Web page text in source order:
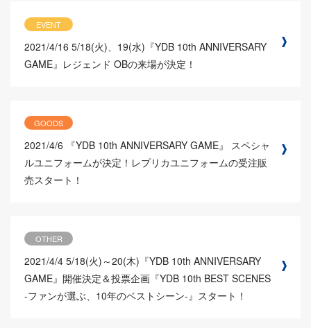
EVENT
2021/4/16 5/18(火)、19(水)『YDB 10th ANNIVERSARY
GAME』レジェンド OBの来場が決定！
GOODS
2021/4/6
『YDB 10th ANNIVERSARY GAME』 スペシャ
ルユニフォームが決定！レプリカユニフォームの受注販
売スタート！
OTHER
2021/4/4 5/18(火)～20(木)『YDB 10th ANNIVERSARY
GAME』開催決定＆投票企画『YDB 10th BEST SCENES
-ファンが選ぶ、10年のベストシーン-』スタート！